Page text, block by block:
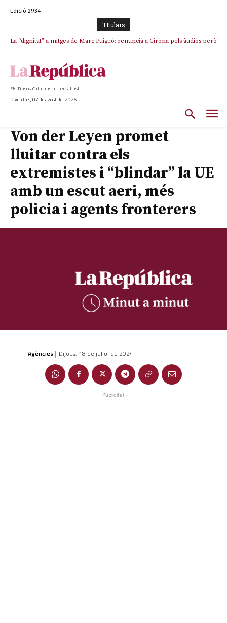
Edició 2934
TItulars
La “dignitat” a mitges de Marc Puigtió: renuncia a Girona pels àudios però
Els Països Catalans al teu abast
Divendres, 07 de agost del 2026
Von der Leyen promet
lluitar contra els
extremistes i “blindar” la UE
amb un escut aeri, més
policia i agents fronterers
Agències | Dijous, 18 de juliol de 2024
- Publicitat -